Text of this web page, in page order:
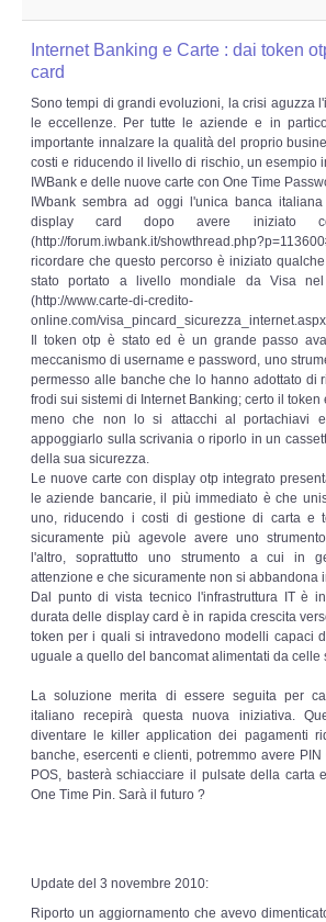
Log Management & SIEM
Vulnerability Assesment & Pen
BC & DR
Data Breach
A & C
Privacy & GDPR
Resp. Amministrativa dlsg 231
Adempimenti Ecommerce
Tutela Copyright e Marchi
Auditing Aziendale
Programma Azienda Sicura
Assistenza Legale
INFO
Internet Banking e Carte : dai token
card
Sono tempi di grandi evoluzioni, la crisi aguzza
le eccellenze. Per tutte le aziende e in
importante innalzare la qualità del proprio
costi e riducendo il livello di rischio, un esempio
IWBank e delle nuove carte con One Time
IWbank sembra ad oggi l'unica banca
display card dopo avere
(http://forum.iwbank.it/
ricordare che questo percorso è iniziato
stato portato a livello mondiale da Visa
(http://www.carte-di-credito-
online.com/
Il token otp è stato ed è un grande passo
meccanismo di username e password, uno
permesso alle banche che lo hanno adottato di
frodi sui sistemi di Internet Banking; certo il token
meno che non lo si attacchi al portachiavi
appoggiarlo sulla scrivania o riporlo in un
della sua sicurezza.
Le nuove carte con display otp integrato
le aziende bancarie, il più immediato è che
uno, riducendo i costi di gestione di carta e
sicuramente più agevole avere uno
l'altro, soprattutto uno strumento a cui in
attenzione e che sicuramente non si abbandona
Dal punto di vista tecnico l'infrastruttura IT è
durata delle display card è in rapida crescita
token per i quali si intravedono modelli capaci
uguale a quello del bancomat alimentati da celle
La soluzione merita di essere seguita per
italiano recepirà questa nuova iniziativa.
diventare le killer application dei pagamenti
banche, esercenti e clienti, potremmo avere
POS, basterà schiacciare il pulsate della carta
One Time Pin. Sarà il futuro ?
Update del 3 novembre 2010:
Riporto un aggiornamento che avevo